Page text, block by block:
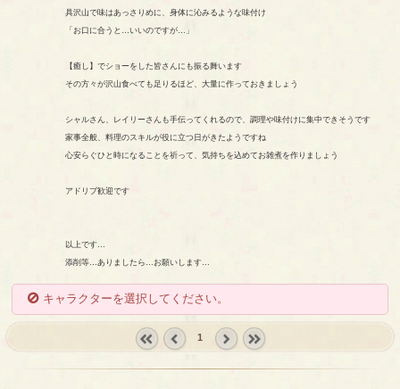
具沢山で味はあっさりめに、身体に沁みるような味付け
「お口に合うと…いいのですが…」
【癒し】でショーをした皆さんにも振る舞います
その方々が沢山食べても足りるほど、大量に作っておきましょう
シャルさん、レイリーさんも手伝ってくれるので、調理や味付けに集中できそうです
家事全般、料理のスキルが役に立つ日がきたようですね
心安らぐひと時になることを祈って、気持ちを込めてお雑煮を作りましょう
アドリブ歓迎です
以上です…
添削等…ありましたら…お願いします…
キャラクターを選択してください。
1